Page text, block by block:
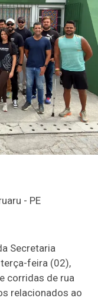
Secretaria
terça-feira (02),
corridas de rua
relacionados ao